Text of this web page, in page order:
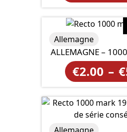
de
à
ALLEMAGNE –
€2.00 – €
de
Allemagne